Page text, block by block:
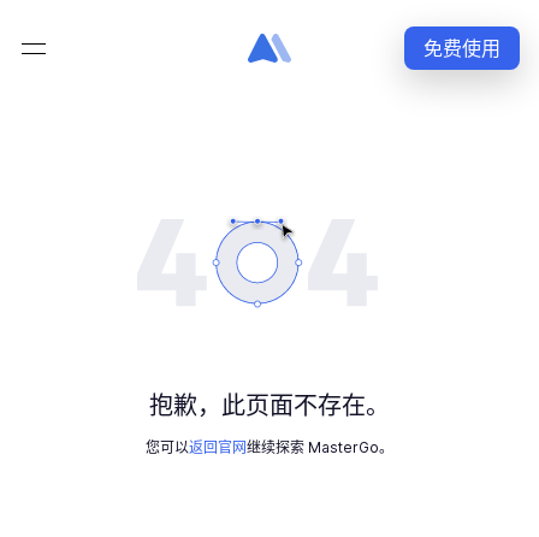
免费使用
抱歉，此页面不存在。
您可以返回官网继续探索 MasterGo。